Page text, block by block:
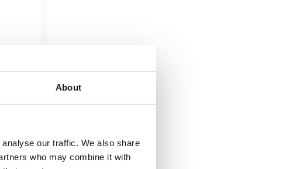
About
our traffic. We also share
who may combine it with